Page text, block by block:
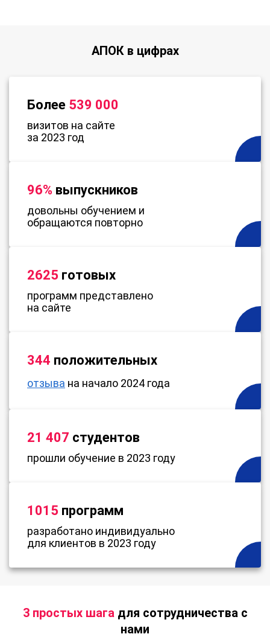
АПОК в цифрах
Более 539 000
визитов на сайте
за 2023 год
96% выпускников
довольны обучением и
обращаются повторно
2625 готовых
программ представлено
на сайте
344 положительных
отзыва на начало 2024 года
21 407 студентов
прошли обучение в 2023 году
1015 программ
разработано индивидуально
для клиентов в 2023 году
3 простых шагадля сотрудничества с
нами